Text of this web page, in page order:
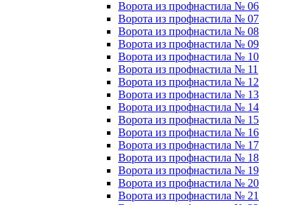
Ворота из профнастила № 06
Ворота из профнастила № 07
Ворота из профнастила № 08
Ворота из профнастила № 09
Ворота из профнастила № 10
Ворота из профнастила № 11
Ворота из профнастила № 12
Ворота из профнастила № 13
Ворота из профнастила № 14
Ворота из профнастила № 15
Ворота из профнастила № 16
Ворота из профнастила № 17
Ворота из профнастила № 18
Ворота из профнастила № 19
Ворота из профнастила № 20
Ворота из профнастила № 21